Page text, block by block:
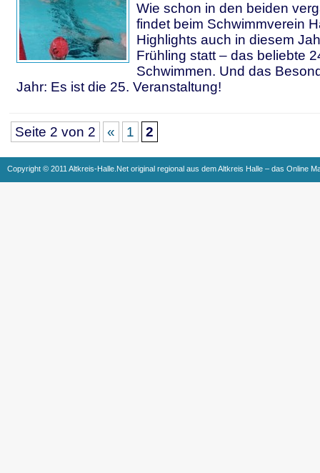
Wie schon in den beiden
findet beim Schwimmverein
Highlights auch in diesem
Frühling statt – das beliebte
Schwimmen. Und das
Jahr: Es ist die 25. Veranstaltung!
Seite 2 von 2 « 1 2
Copyright © 2011 Altkreis-Halle.Net original regional aus dem Altkreis Halle – das Online